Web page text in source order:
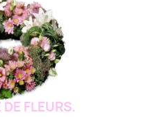
FLEURS.